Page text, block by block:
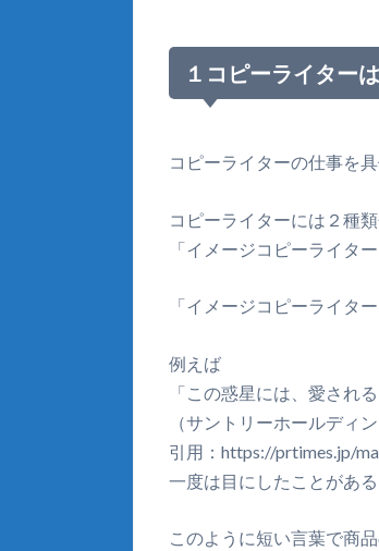
１コピーライター
コピーライターの仕事を
コピーライターには２種類
「イメージコピーライタ
「イメージコピーライタ
例えば
「この惑星には、愛され
（サントリーホールディ
引用：https://prtimes.jp/
一度は目にしたことがあ
このように短い言葉で商